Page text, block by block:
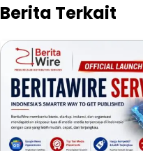
Berita Terkait